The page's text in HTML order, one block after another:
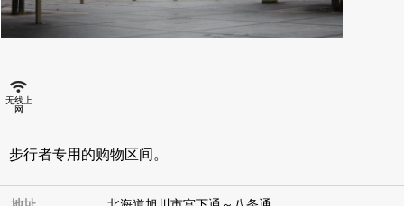
无线上
网
步行者专用的购物区间。
指南